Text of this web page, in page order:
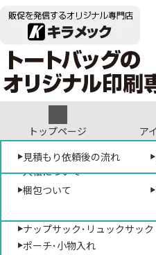
トップページ ア
形から選ぶ
トートバッグ･手提げバッグ
ショルダーバッグ･肩掛けバ
ナップサック･リュックサック
ポーチ･小物入れ
見積もり依頼について
オリジナルテンプレート
入稿について
梱包ついて
見積もり依頼後の流れ
販
キ